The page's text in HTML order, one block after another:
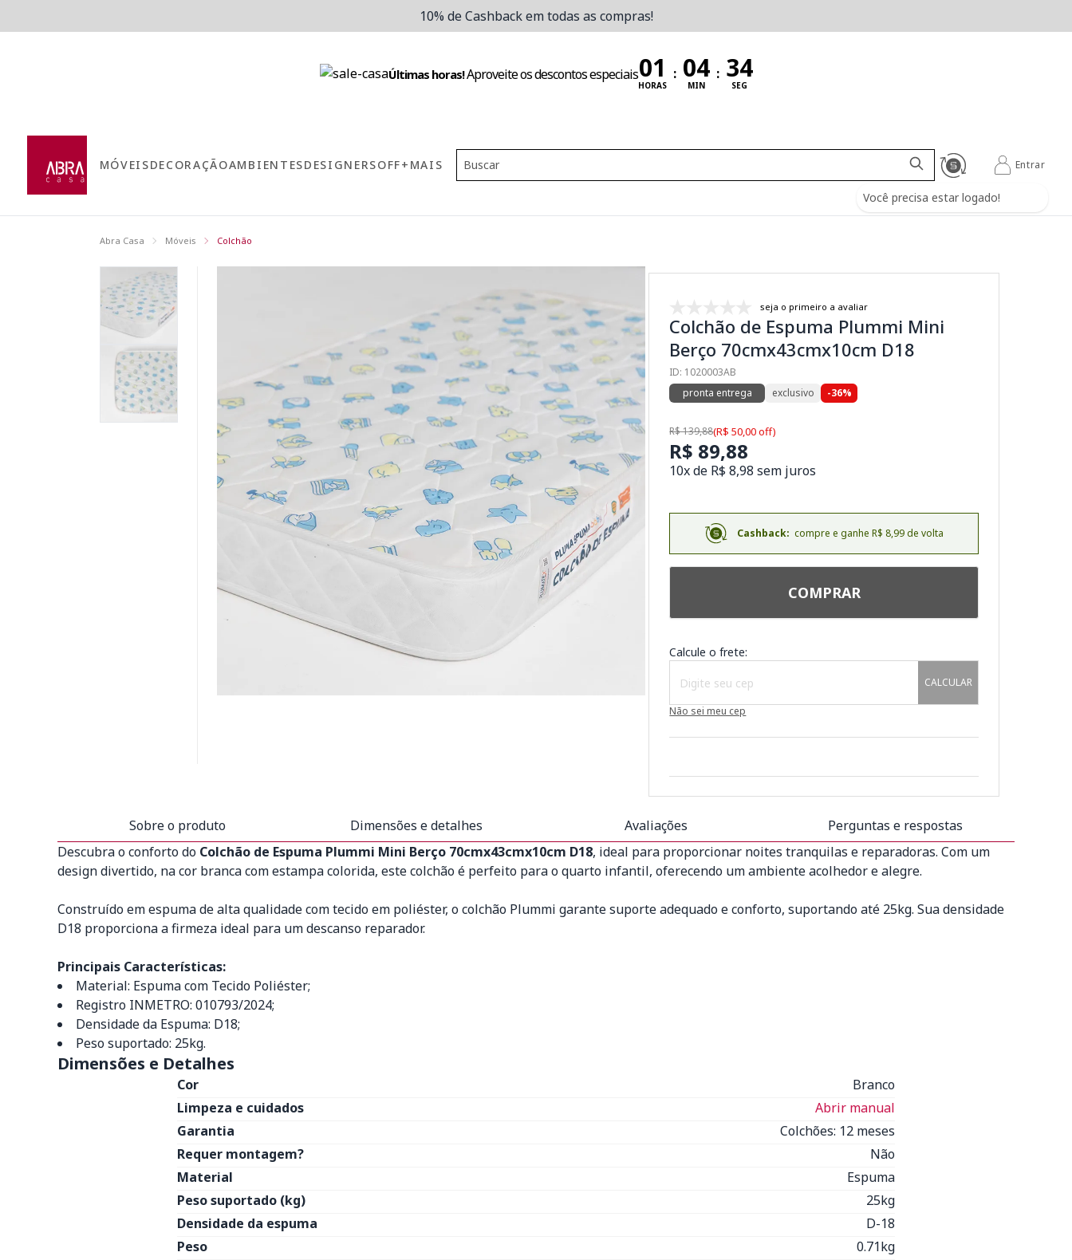
10% de Cashback em todas as compras!
Últimas horas!Aproveite os descontos especiais
HORAS
:
MIN
:
SEG
MÓVEISDECORAÇÃOAMBIENTESDESIGNERSOFF+MAIS
Você precisa estar logado!
Entrar
Abra Casa Móveis Colchão
seja o primeiro a avaliar
Colchão de Espuma Plummi Mini
Berço 70cmx43cmx10cm D18
ID: 1020003AB
pronta entrega
exclusivo -36%
R$ 139,88(R$ 50,00 off)
R$ 89,88
10x de R$ 8,98 sem juros
Cashback: compre e ganhe R$ 8,99 de volta
COMPRAR
Calcule o frete:
CALCULAR
Não sei meu cep
Sobre o produto Dimensões e detalhes Avaliações
Perguntas e respostas
Descubra o conforto do Colchão de Espuma Plummi Mini Berço 70cmx43cmx10cm D18, ideal para proporcionar noites tranquilas e reparadoras. Com um
design divertido, na cor branca com estampa colorida, este colchão é perfeito para o quarto infantil, oferecendo um ambiente acolhedor e alegre.
Construído em espuma de alta qualidade com tecido em poliéster, o colchão Plummi garante suporte adequado e conforto, suportando até 25kg. Sua densidade
D18 proporciona a firmeza ideal para um descanso reparador.
Principais Características:
Material: Espuma com Tecido Poliéster;
Registro INMETRO: 010793/2024;
Densidade da Espuma: D18;
Peso suportado: 25kg.
Dimensões e Detalhes
Cor
Branco
Limpeza e cuidados
Abrir manual
Garantia
Colchões: 12 meses
Requer montagem?
Não
Material
Espuma
Peso suportado (kg)
25kg
Densidade da espuma
D-18
Peso
0.71kg